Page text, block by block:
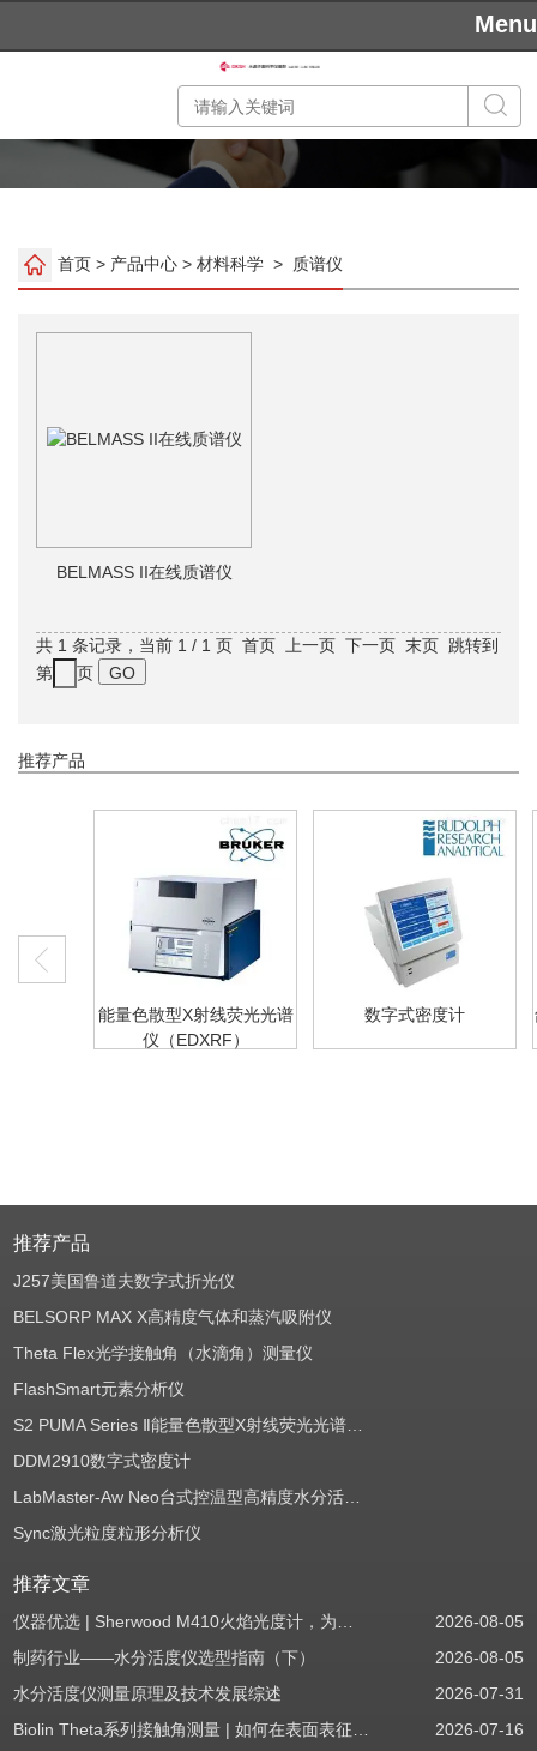
Menu
首页 > 产品中心 > 材料科学 > 质谱仪
BELMASS II在线质谱仪
共 1 条记录，当前 1 / 1 页 首页 上一页 下一页 末页 跳转到
第
页
推荐产品
能量色散型X射线荧光光谱
仪（EDXRF）
数字式密度计
推荐产品
J257美国鲁道夫数字式折光仪
BELSORP MAX X高精度气体和蒸汽吸附仪
Theta Flex光学接触角（水滴角）测量仪
FlashSmart元素分析仪
S2 PUMA Series Ⅱ能量色散型X射线荧光光谱仪（EDXRF）
DDM2910数字式密度计
LabMaster-Aw Neo台式控温型高精度水分活度测定仪
Sync激光粒度粒形分析仪
推荐文章
仪器优选 | Sherwood M410火焰光度计，为用户检测提供值得信赖的基准方案
2026-08-05
制药行业——水分活度仪选型指南（下）
2026-08-05
水分活度仪测量原理及技术发展综述
2026-07-31
Biolin Theta系列接触角测量 | 如何在表面表征应用中使用接触角：后退角
2026-07-16